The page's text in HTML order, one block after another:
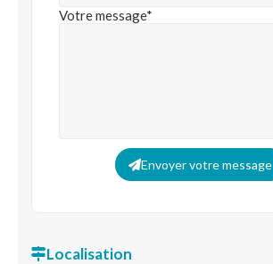
Votre message*
Envoyer votre message
Localisation